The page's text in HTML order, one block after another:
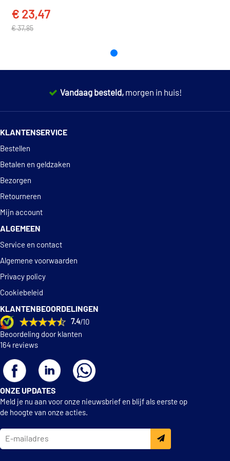
STJLR 651.5003
VW TL 774-F
Vaico V60-0482
Valeo 820700
€ 23,47
€ 37,85
Vandaag besteld, morgen in huis!
KLANTENSERVICE
Bestellen
Betalen en geldzaken
Bezorgen
Retourneren
Mijn account
ALGEMEEN
Service en contact
Algemene voorwaarden
Privacy policy
Cookiebeleid
KLANTENBEOORDELINGEN
7.4/10
Beoordeling door klanten
164 reviews
ONZE UPDATES
Meld je nu aan voor onze nieuwsbrief en blijf als eerste op
de hoogte van onze acties.